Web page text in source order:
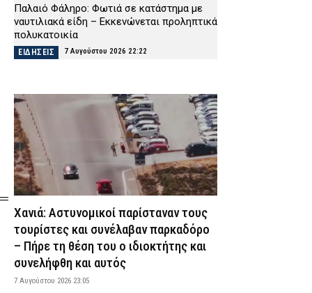
Παλαιό Φάληρο: Φωτιά σε κατάστημα με
ναυτιλιακά είδη – Εκκενώνεται προληπτικά
πολυκατοικία
ΕΙΔΗΣΕΙΣ 7 Αυγούστου 2026 22:22
Καταδικάστηκε σε φυλάκιση
ΔΙΚΑΙΟΣΥΝΗ 7 Αυγούστου 2026 22:07
Σκιάθος: «Με ξυλοκόπησαν και με άφησαν
αιμόφυρτο στο δρόμο» – Άγριος καβγάς με
λοστάρια, μαχαίρια και σφυριά
ΔΙΚΑΙΟΣΥΝΗ 7 Αυγούστου 2026 21:53
Εξαφάνιση 15χρονου στην Αθήνα: Τι
αναφέρει το «Χαμόγελο του Παιδιού»
ΕΙΔΗΣΕΙΣ 7 Αυγούστου 2026 21:39
Συνελήφθησαν σε Καβάλα και
Αλεξανδρούπολη τρεις άνδρες για
Χανιά: Αστυνομικοί παρίσταναν τους
τουρίστες και συνέλαβαν παρκαδόρο
– Πήρε τη θέση του ο ιδιοκτήτης και
συνελήφθη και αυτός
7 Αυγούστου 2026 23:05